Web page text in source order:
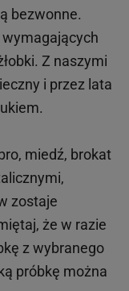
bezwonne.
Z naszymi
i przez lata
miedź, brokat
zostaje
że w razie
z wybranego
próbkę można